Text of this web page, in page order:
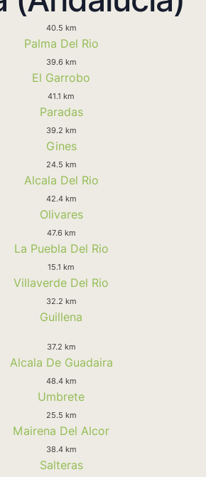
40.5 km
Palma Del Rio
39.6 km
El Garrobo
41.1 km
Paradas
39.2 km
Gines
24.5 km
Alcala Del Rio
42.4 km
Olivares
47.6 km
La Puebla Del Rio
15.1 km
Villaverde Del Rio
32.2 km
Guillena
37.2 km
Alcala De Guadaira
48.4 km
Umbrete
25.5 km
Mairena Del Alcor
38.4 km
Salteras